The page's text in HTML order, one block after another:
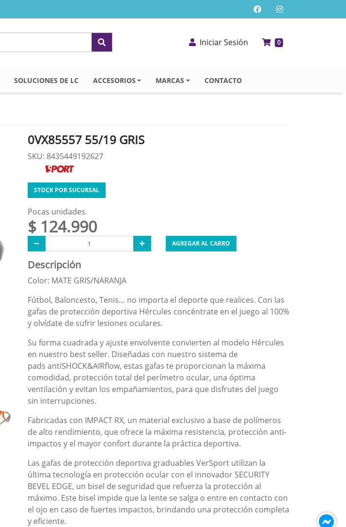
Iniciar Sesión 0
SOLUCIONES DE LC ACCESORIOS MARCAS CONTACTO
0VX85557 55/19 GRIS
SKU: 8435449192627
STOCK POR SUCURSAL
Pocas unidades.
$ 124.990
AGREGAR AL CARRO
Descripción
Color: MATE GRIS/NARANJA
Fútbol, Baloncesto, Tenis… no importa el deporte que realices. Con las
gafas de protección deportiva Hércules concéntrate en el juego al 100%
y olvídate de sufrir lesiones oculares.
Su forma cuadrada y ajuste envolvente convierten al modelo Hércules
en nuestro best seller. Diseñadas con nuestro sistema de
pads antiSHOCK&AIRflow, estas gafas te proporcionan la máxima
comodidad, protección total del perímetro ocular, una óptima
ventilación y evitan los empañamientos, para que disfrutes del juego
sin interrupciones.
Fabricadas con IMPACT RX, un material exclusivo a base de polímeros
de alto rendimiento, que ofrece la máxima resistencia, protección anti-
impactos y el mayor confort durante la práctica deportiva.
Las gafas de protección deportiva graduables VerSport utilizan la
última tecnología en protección ocular con el innovador SECURITY
BEVEL EDGE, un bisel de seguridad que refuerza la protección al
máximo. Este bisel impide que la lente se salga o entre en contacto con
el ojo en caso de fuertes impactos, brindando una protección completa
y eficiente.